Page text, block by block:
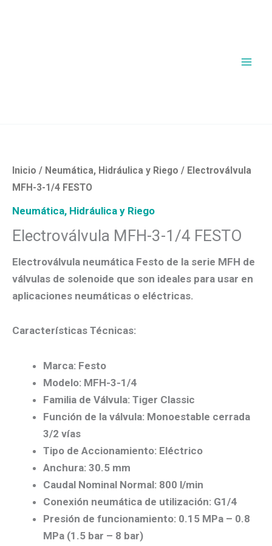
Inicio / Neumática, Hidráulica y Riego / Electroválvula
MFH-3-1/4 FESTO
Neumática, Hidráulica y Riego
Electroválvula MFH-3-1/4 FESTO
Electroválvula neumática Festo de la serie MFH de
válvulas de solenoide que son ideales para usar en
aplicaciones neumáticas o eléctricas.
Características Técnicas:
Marca: Festo
Modelo: MFH-3-1/4
Familia de Válvula: Tiger Classic
Función de la válvula: Monoestable cerrada
3/2 vías
Tipo de Accionamiento: Eléctrico
Anchura: 30.5 mm
Caudal Nominal Normal: 800 l/min
Conexión neumática de utilización: G1/4
Presión de funcionamiento: 0.15 MPa – 0.8
MPa (1.5 bar – 8 bar)